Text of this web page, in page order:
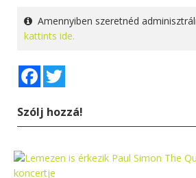
Amennyiben szeretnéd
kattints ide.
Facebook
Szólj hozzá!